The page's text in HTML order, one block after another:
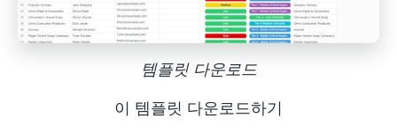
템플릿 다운로드
이 템플릿 다운로드하기